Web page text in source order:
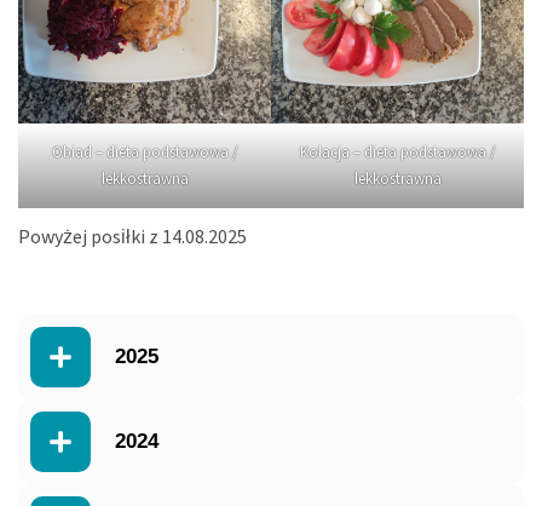
Obiad – dieta podstawowa /
lekkostrawna
Kolacja – dieta podstawowa /
lekkostrawna
Powyżej posiłki z 14.08.2025
2025
2024